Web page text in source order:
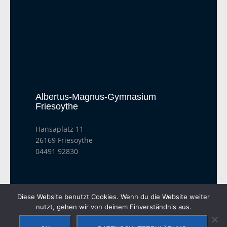
Albertus-Magnus-Gymnasium
Friesoythe
Hansaplatz 11
26169 Friesoythe
04491 92830
Diese Website benutzt Cookies. Wenn du die Website weiter
nutzt, gehen wir von deinem Einverständnis aus.